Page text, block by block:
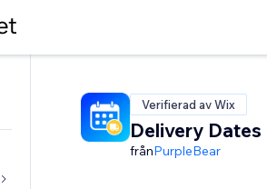
Verifierad av Wix
Delivery Dates
frånPurpleBear